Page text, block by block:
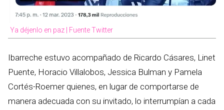
Ya déjenlo en paz | Fuente Twitter
Ibarreche estuvo acompañado de Ricardo Cásares, Linet
Puente, Horacio Villalobos, Jessica Bulman y Pamela
Cortés-Roemer quienes, en lugar de comportarse de
manera adecuada con su invitado, lo interrumpían a cada